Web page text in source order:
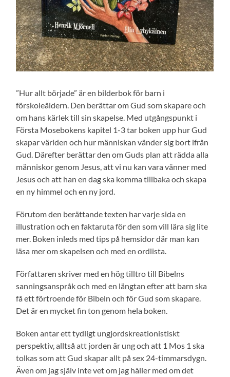
”Hur allt började” är en bilderbok för barn i
förskoleåldern. Den berättar om Gud som skapare och
om hans kärlek till sin skapelse. Med utgångspunkt i
Första Mosebokens kapitel 1-3 tar boken upp hur Gud
skapar världen och hur människan vänder sig bort ifrån
Gud. Därefter berättar den om Guds plan att rädda alla
människor genom Jesus, att vi nu kan vara vänner med
Jesus och att han en dag ska komma tillbaka och skapa
en ny himmel och en ny jord.
Förutom den berättande texten har varje sida en
illustration och en faktaruta för den som vill lära sig lite
mer. Boken inleds med tips på hemsidor där man kan
läsa mer om skapelsen och med en ordlista.
Författaren skriver med en hög tilltro till Bibelns
sanningsanspråk och med en längtan efter att barn ska
få ett förtroende för Bibeln och för Gud som skapare.
Det är en mycket fin ton genom hela boken.
Boken antar ett tydligt ungjordskreationistiskt
perspektiv, alltså att jorden är ung och att 1 Mos 1 ska
tolkas som att Gud skapar allt på sex 24-timmarsdygn.
Även om jag själv inte vet om jag håller med om det